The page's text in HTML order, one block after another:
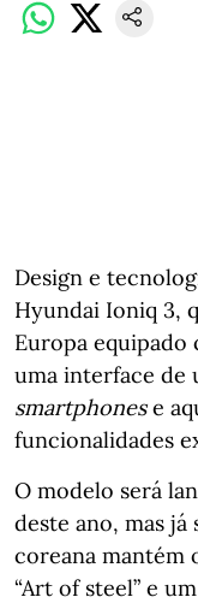
Design e
Hyundai Ioniq 3,
Europa equipado
uma interface de
smartphonese
funcionalidades
O modelo será
deste ano, mas
coreana mantém
“Art of steel” e